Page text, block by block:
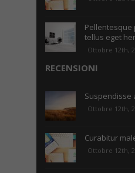
tellus eget
Ottobre 12th,
RECENSIONI
Suspendisse
Ottobre 12th,
Curabitur
Ottobre 12th,